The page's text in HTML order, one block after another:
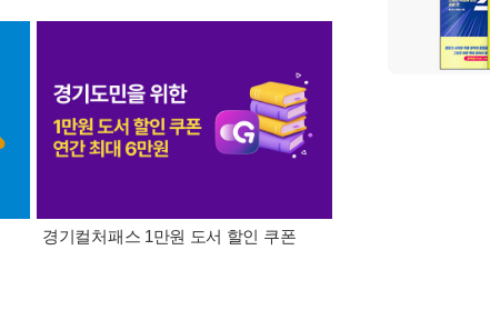
경기컬처패스 1만원 도서 할인 쿠폰